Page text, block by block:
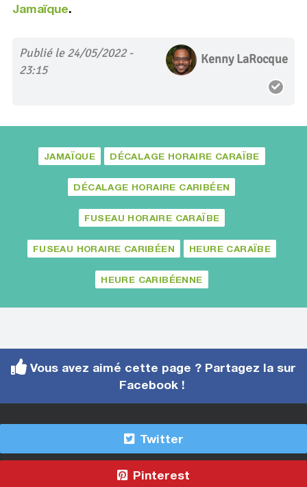
Jamaïque.
Publié le 24/05/2022 -
23:15
Kenny LaRocque
JAMAÏQUE DÉCALAGE HORAIRE CARAÏBE
DÉCALAGE HORAIRE CARIBÉEN
FUSEAU HORAIRE CARAÏBE
FUSEAU HORAIRE CARIBÉEN HEURE CARAÏBE
HEURE CARIBÉENNE
Vous avez aimé cette page ? Partagez la sur
Facebook !
Twitter
Pinterest